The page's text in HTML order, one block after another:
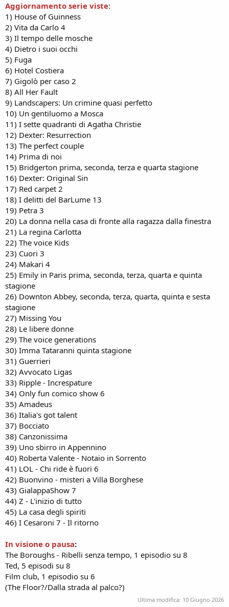
Aggiornamento serie viste:
1) House of Guinness
2) Vita da Carlo 4
3) Il tempo delle mosche
4) Dietro i suoi occhi
5) Fuga
6) Hotel Costiera
7) Gigolò per caso 2
8) All Her Fault
9) Landscapers: Un crimine quasi perfetto
10) Un gentiluomo a Mosca
11) I sette quadranti di Agatha Christie
12) Dexter: Resurrection
13) The perfect couple
14) Prima di noi
15) Bridgerton prima, seconda, terza e quarta stagione
16) Dexter: Original Sin
17) Red carpet 2
18) I delitti del BarLume 13
19) Petra 3
20) La donna nella casa di fronte alla ragazza dalla finestra
21) La regina Carlotta
22) The voice Kids
23) Cuori 3
24) Makari 4
25) Emily in Paris prima, seconda, terza, quarta e quinta
stagione
26) Downton Abbey, seconda, terza, quarta, quinta e sesta
stagione
27) Missing You
28) Le libere donne
29) The voice generations
30) Imma Tataranni quinta stagione
31) Guerrieri
32) Avvocato Ligas
33) Ripple - Increspature
34) Only fun comico show 6
35) Amadeus
36) Italia's got talent
37) Bocciato
38) Canzonissima
39) Uno sbirro in Appennino
40) Roberta Valente - Notaio in Sorrento
41) LOL - Chi ride è fuori 6
42) Buonvino - misteri a Villa Borghese
43) GialappaShow 7
44) Z - L'inizio di tutto
45) La casa degli spiriti
46) I Cesaroni 7 - Il ritorno
In visione o pausa:
The Boroughs - Ribelli senza tempo, 1 episodio su 8
Ted, 5 episodi su 8
Film club, 1 episodio su 6
(The Floor?/Dalla strada al palco?)
Ultima modifica: 10 Giugno 2026